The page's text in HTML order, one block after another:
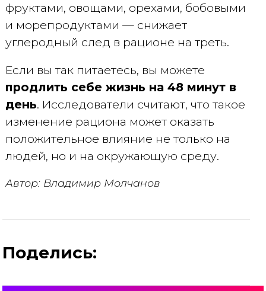
фруктами, овощами, орехами, бобовыми
и морепродуктами — снижает
углеродный след в рационе на треть.
Если вы так питаетесь, вы можете
продлить себе жизнь на 48 минут в
день. Исследователи считают, что такое
изменение рациона может оказать
положительное влияние не только на
людей, но и на окружающую среду.
Автор: Владимир Молчанов
Поделись: